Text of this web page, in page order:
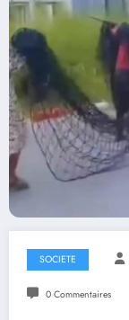
SOCIETE
0 Commentaires